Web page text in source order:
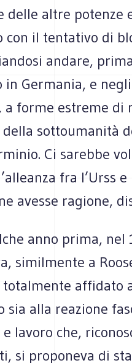
delle altre potenze
con il tentativo di
andare,
in Germania, e
a forme estreme
sottoumanità
Ci sarebbe
fra l’Urss
avesse ragione,
anno prima, nel
similmente a
affidato
sia alla reazione
lavoro che,
si proponeva di